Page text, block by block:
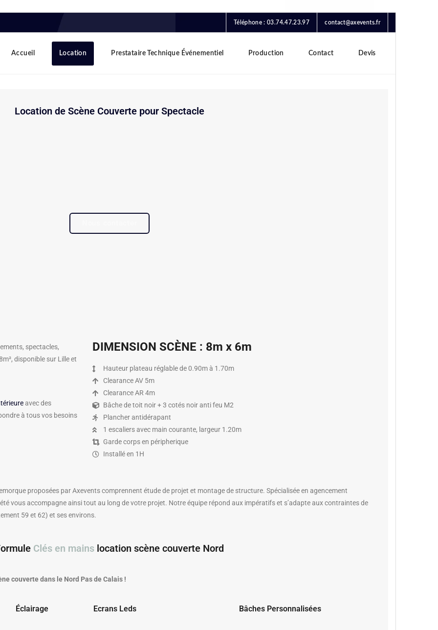
Téléphone : 03.74.47.23.97 contact@axevents.fr
Accueil Location Prestataire Technique Événementiel Production Contact Devis
Location de Scène Couverte pour Spectacle
spectacles,
disponible sur Lille et
avec des
à tous vos besoins
DIMENSION SCÈNE : 8m x 6m
Hauteur plateau réglable de 0.90m à 1.70m
Clearance AV 5m
Clearance AR 4m
Bâche de toit noir + 3 cotés noir anti feu M2
Plancher antidérapant
1 escaliers avec main courante, largeur 1.20m
Garde corps en péripherique
Installé en 1H
proposées par Axevents comprennent étude de projet et montage de structure. Spécialisée en agencement
vous accompagne ainsi tout au long de votre projet. Notre équipe répond aux impératifs et s’adapte aux contraintes de
59 et 62) et ses environs.
Clés en mains location scène couverte Nord
couverte dans le Nord Pas de Calais !
Éclairage Ecrans Leds Bâches Personnalisées